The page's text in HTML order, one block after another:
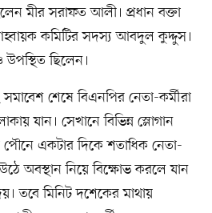
মীর সরাফত আলী। প্রধান বক্তা
কমিটির সদস্য আবদুল কুদ্দুস।
ছিলেন।
শেষে বিএনপির নেতা-কর্মীরা
যান। সেখানে বিভিন্ন স্লোগান
পৌনে একটার দিকে শতাধিক নেতা-
অবস্থান নিয়ে বিক্ষোভ করলে যান
তবে মিনিট দশেকের মাথায়